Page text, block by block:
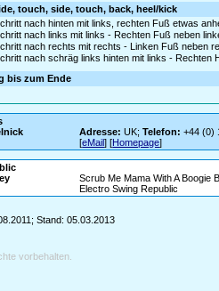
touch, side, touch, back, heel/kick
nach hinten mit links, rechten Fuß etwas
nach links mit links - Rechten Fuß neben
nach rechts mit rechts - Linken Fuß neben
nach schräg links hinten mit links -
bis zum Ende
Adresse: UK;Telefon: +44 (0)
[eMail] [Homepage]
Scrub Me Mama With A Boogie
Electro Swing Republic
Stand: 05.03.2013
vorbehalten.